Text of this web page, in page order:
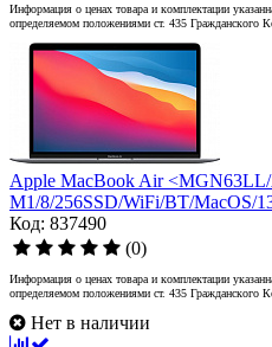
Информация о ценах товара и комплектации
определяемом положениями ст. 435 Гражданского
Apple MacBook Air <MGN63LL/
M1/8/256SSD/WiFi/BT/MacOS/
Код: 837490
(0)
Информация о ценах товара и комплектации
определяемом положениями ст. 435 Гражданского
Нет в наличии